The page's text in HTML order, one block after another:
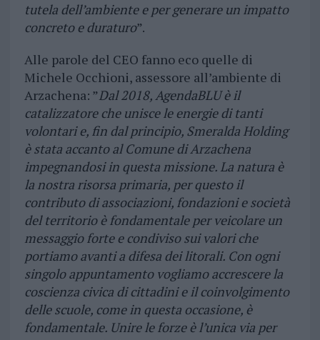
tutela dell’ambiente e per generare un impatto
concreto e duraturo”.
Alle parole del CEO fanno eco quelle di
Michele Occhioni, assessore all’ambiente di
Arzachena: ”Dal 2018, AgendaBLU è il
catalizzatore che unisce le energie di tanti
volontari e, fin dal principio, Smeralda Holding
è stata accanto al Comune di Arzachena
impegnandosi in questa missione. La natura è
la nostra risorsa primaria, per questo il
contributo di associazioni, fondazioni e società
del territorio è fondamentale per veicolare un
messaggio forte e condiviso sui valori che
portiamo avanti a difesa dei litorali. Con ogni
singolo appuntamento vogliamo accrescere la
coscienza civica di cittadini e il coinvolgimento
delle scuole, come in questa occasione, è
fondamentale. Unire le forze è l’unica via per